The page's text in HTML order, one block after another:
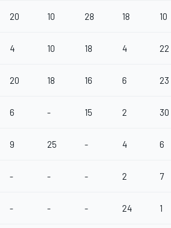
20 10 28 18 10
4 10 18 4 22
20 18 16 6 23
6 - 15 2 30
9 25 - 4 6
- - - 2 7
- - - 24 1